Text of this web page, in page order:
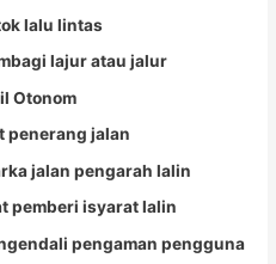
lalu lintas
lajur atau jalur
Otonom
penerang jalan
jalan pengarah lalin
pemberi isyarat lalin
pengaman pengguna